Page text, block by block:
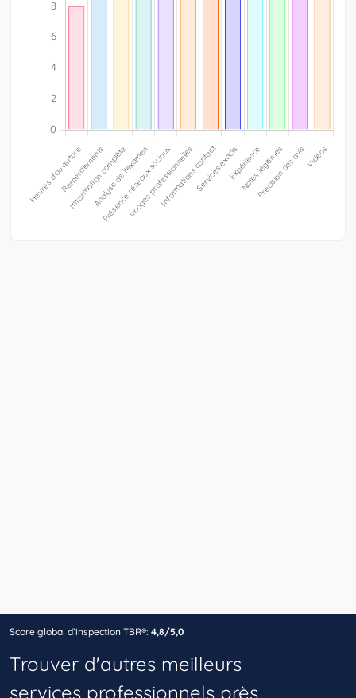
Score global d’inspection TBR®: 4,8/5,0
Trouver d'autres meilleurs
services professionnels près